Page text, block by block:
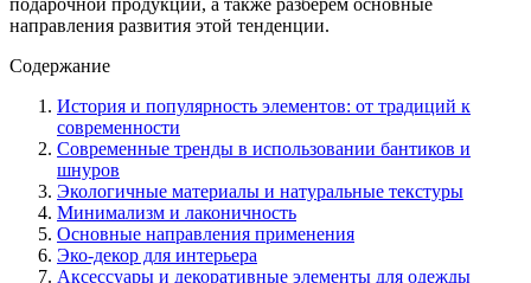
направления развития этой тенденции.
Содержание
История и популярность элементов: от традиций к
современности
Современные тренды в использовании бантиков и
шнуров
Экологичные материалы и натуральные текстуры
Минимализм и лаконичность
Основные направления применения
Эко-декор для интерьера
Аксессуары и декоративные элементы для одежды